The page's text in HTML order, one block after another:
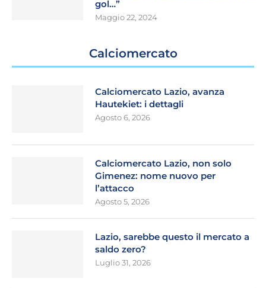
gol…”
Maggio 22, 2024
Calciomercato
Calciomercato Lazio, avanza
Hautekiet: i dettagli
Agosto 6, 2026
Calciomercato Lazio, non solo
Gimenez: nome nuovo per
l’attacco
Agosto 5, 2026
Lazio, sarebbe questo il mercato a
saldo zero?
Luglio 31, 2026